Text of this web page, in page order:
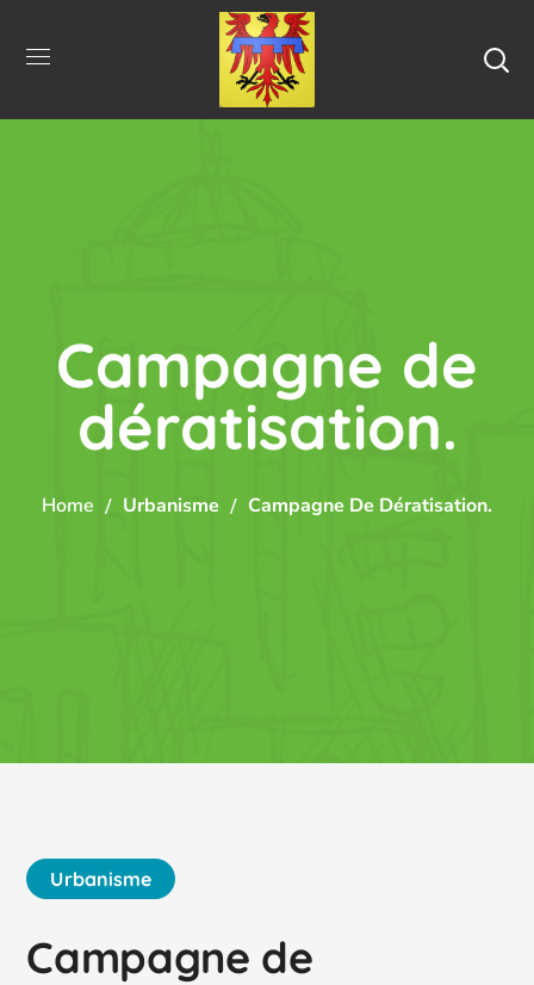
Campagne de
dératisation.
Home Urbanisme Campagne De Dératisation.
Urbanisme
Campagne de